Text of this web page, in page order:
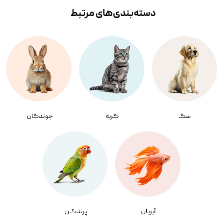
سگ گربه جوندگان
آبزیان پرندگان
دسته‌بندی‌‌های مرتبط